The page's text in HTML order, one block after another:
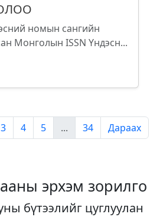
номын сангийн
Монголын ISSN Үндэсн...
3 4 5 ... 34 Дараах
эрхэм зорилго
бүтээлийг цуглуулан